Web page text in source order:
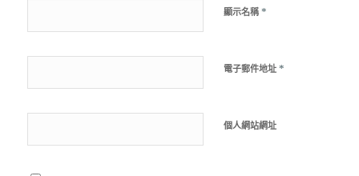
顯示名稱 *
電子郵件地址 *
個人網站網址